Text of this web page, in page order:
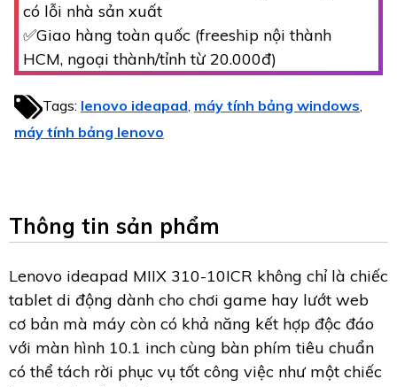
có lỗi nhà sản xuất
✅Giao hàng toàn quốc (freeship nội thành
HCM, ngoại thành/tỉnh từ 20.000đ)
Tags: lenovo ideapad máy tính bảng windows
máy tính bảng lenovo
Thông tin sản phẩm
Lenovo ideapad MIIX 310-10ICR không chỉ là chiếc
tablet di động dành cho chơi game hay lướt web
cơ bản mà máy còn có khả năng kết hợp độc đáo
với màn hình 10.1 inch cùng bàn phím tiêu chuẩn
có thể tách rời phục vụ tốt công việc như một chiếc